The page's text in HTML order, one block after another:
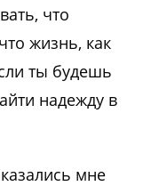
что
жизнь, как
ты будешь
надежду в
мне